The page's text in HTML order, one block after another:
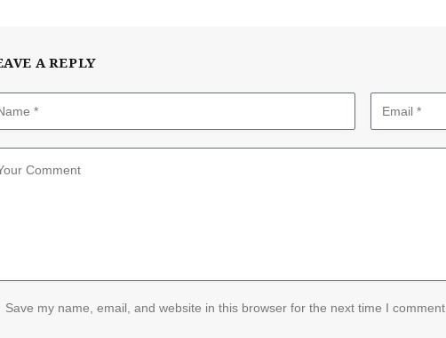
A REPLY
Save my name, email, and website in this browser for the next time I comment.